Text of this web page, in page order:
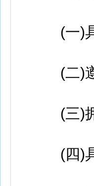
(一)具
(二)遵
(三)拥
(四)具